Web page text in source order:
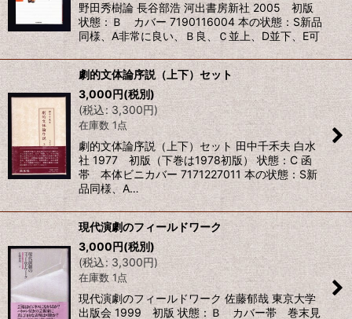
野田秀樹論 長谷部浩 河出書房新社 2005 初版
状態：Ｂ カバー 7190116004 本の状態：S新品
同様、A非常に良い、Ｂ良、Ｃ並上、D並下、E可
劇的文体論序説（上下）セット
3,000円(税別)
(税込: 3,300円)
在庫数 1点
劇的文体論序説（上下）セット 田中千禾夫 白水
社 1977 初版（下巻は1978初版） 状態：C 函
帯 本体ビニカバー 7171227011 本の状態：S新
品同様、A…
現代演劇のフィールドワーク
3,000円(税別)
(税込: 3,300円)
在庫数 1点
現代演劇のフィールドワーク 佐藤郁哉 東京大学
出版会 1999 初版 状態：Ｂ カバー帯 巻末見